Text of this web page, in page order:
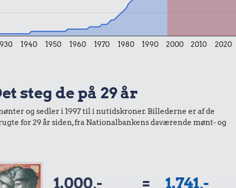
1940 1950 1960 1970 1980 1990 2000 2010 2020
steg de på 29 år
og sedler i 1997 til i nutidskroner. Billederne er af de
for 29 år siden, fra Nationalbankens daværende mønt- og
1.000,- = 1.741,-